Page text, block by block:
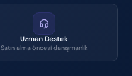
Uzman Destek
Satın alma öncesi danışmanlık